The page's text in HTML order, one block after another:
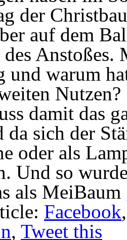
der
auf dem
Anstoßes.
und warum
Nutzen?
damit das
da sich der
oder als
Und so
als MeiBaum
Facebook
, Tweet this